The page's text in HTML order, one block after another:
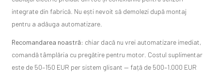
integrate din fabrică. Nu ești nevoit să demolezi după montaj
pentru a adăuga automatizare.
Recomandarea noastră: chiar dacă nu vrei automatizare imediat,
comandă tâmplăria cu pregătire pentru motor. Costul suplimentar
este de 50–150 EUR per sistem glisant — față de 500–1.000 EUR